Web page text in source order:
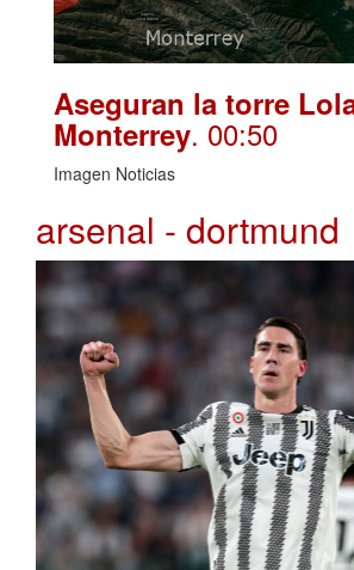
Aseguran la torre
Monterrey. 00:50
Imagen Noticias
arsenal - dortmund